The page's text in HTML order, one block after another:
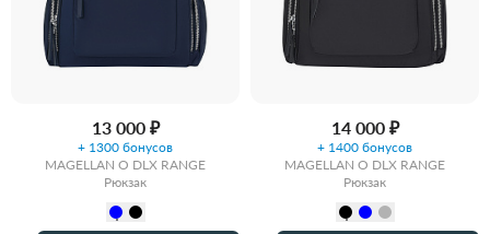
13 000 ₽
+ 1300 бонусов
MAGELLAN O DLX RANGE
Рюкзак
14 000 ₽
+ 1400 бонусов
MAGELLAN O DLX RANGE
Рюкзак